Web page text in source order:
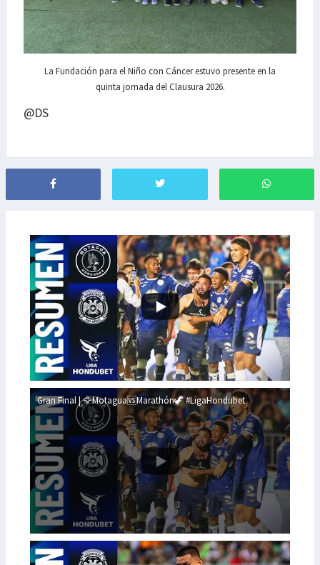
La Fundación para el Niño con Cáncer estuvo presente en la
quinta jornada del Clausura 2026.
@DS
Gran Final | 🦅Motagua🆚Marathón🦖 #LigaHondubet